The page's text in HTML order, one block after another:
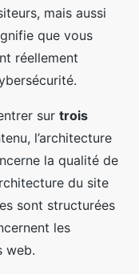
mais aussi
que vous
réellement
sur trois
l’architecture
la qualité de
du site
sont structurées
les
web.